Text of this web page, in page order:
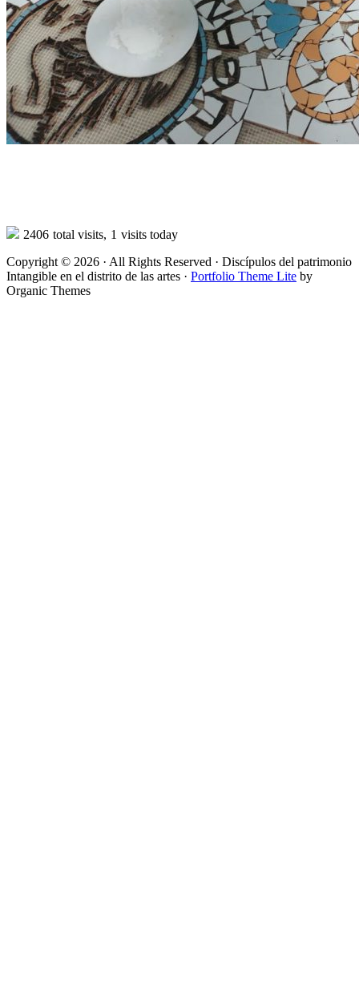
2406 total visits, 1 visits today
Copyright © 2026 · All Rights Reserved · Discípulos del patrimonio
Intangible en el distrito de las artes · Portfolio Theme Lite by
Organic Themes